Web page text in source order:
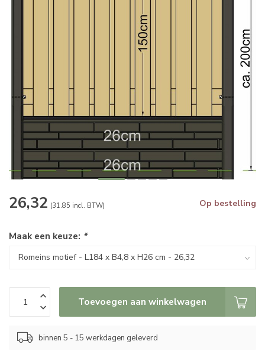
26,32 (31.85 incl. BTW) Op bestelling
Maak een keuze: *
Toevoegen aan winkelwagen
binnen 5 - 15 werkdagen geleverd